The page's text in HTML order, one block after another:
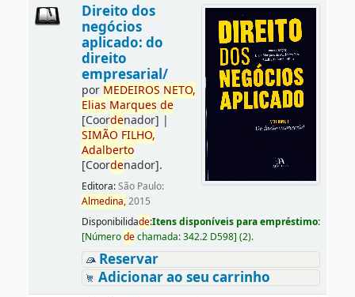
Direito dos
negócios
aplicado: do
direito
empresarial/
por MEDEIROS NETO,
Elias Marques de
[Coordenador] |
SIMÃO FILHO,
Adalberto
[Coordenador].
Editora:São Paulo:
Almedina,2015
Disponibilidade:Itens disponíveis para empréstimo:
[Númerodechamada:342.2 D598] (2).
Reservar
Adicionar ao seu carrinho